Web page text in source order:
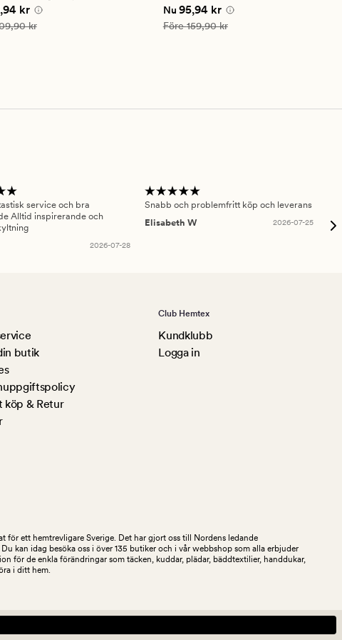
pris
kr
pris 109,90 kr
kr
på
4
Nuvarande pris
Nu 95,94 kr
Ordinarie pris 159,90 kr
Före159,90 kr
service och bra
Alltid inspirerande och
2026-07-28
Snabb och problemfritt köp och leverans
Elisabeth W
2026-07-25
butik
köp & Retur
Club Hemtex
Kundklubb
Logga in
för ett hemtrevligare Sverige. Det har gjort oss till Nordens ledande
kan idag besöka oss i över 135 butiker och i vår webbshop som alla erbjuder
för de enkla förändringar som täcken, kuddar, plädar, bäddtextilier, handdukar,
i ditt hem.